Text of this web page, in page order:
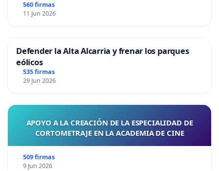
560 firmas
11 Jun 2026
Defender la Alta Alcarria y frenar los parques
eólicos
535 firmas
29 Jun 2026
APOYO A LA CREACIÓN DE LA ESPECIALIDAD DE
CORTOMETRAJE EN LA ACADEMIA DE CINE
509 firmas
9 Jun 2026